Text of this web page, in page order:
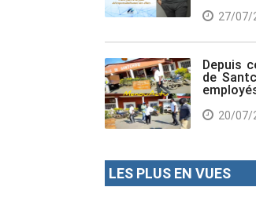
27/07/
Depuis
de
20/07/
LES PLUS EN VUES